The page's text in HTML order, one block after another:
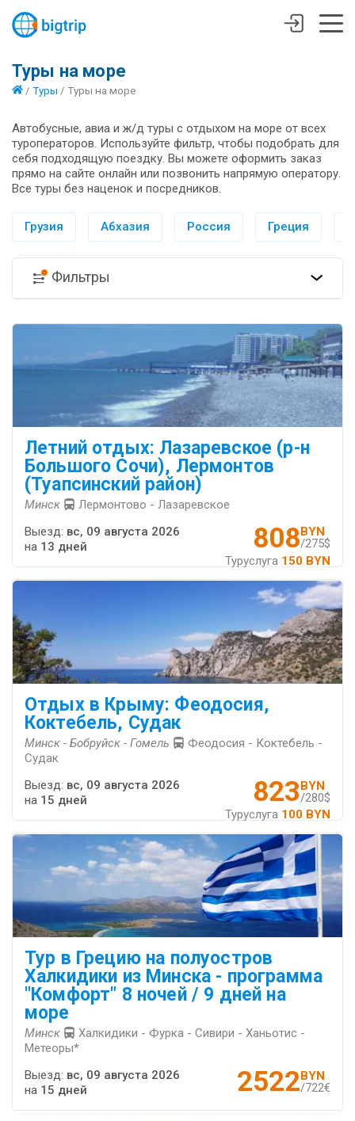
Туры на море
/ Туры / Туры на море
Автобусные, авиа и ж/д туры с отдыхом на море от всех
туроператоров. Используйте фильтр, чтобы подобрать для
себя подходящую поездку. Вы можете оформить заказ
прямо на сайте онлайн или позвонить напрямую оператору.
Все туры без наценок и посредников.
Грузия Абхазия Россия Греция
Фильтры
Летний отдых: Лазаревское (р-н
Большого Сочи), Лермонтов
(Туапсинский район)
Минск Лермонтово - Лазаревское
808 BYN
/275$
Туруслуга 150 BYN
Выезд: вс, 09 августа 2026
на 13 дней
Отдых в Крыму: Феодосия,
Коктебель, Судак
Минск - Бобруйск - Гомель
Феодосия - Коктебель -
Судак
823BYN
/280$
Туруслуга 100 BYN
Выезд: вс, 09 августа 2026
на 15 дней
Тур в Грецию на полуостров
Халкидики из Минска - программа
"Комфорт" 8 ночей / 9 дней на
море
Минск
Халкидики - Фурка - Сивири - Ханьотис -
Метеоры*
2522BYN
/722€
Выезд: вс, 09 августа 2026
на 15 дней